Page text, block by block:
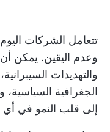
تتعامل الشركات
وعدم اليقين. يمكن
والتهديدات
الجغرافية السياسية،
إلى قلب النمو في